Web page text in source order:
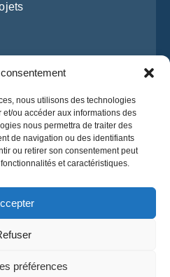
nous utilisons des technologies
ou accéder aux informations des
nous permettra de traiter des
de navigation ou des identifiants
ou retirer son consentement peut
et caractéristiques.
préférences
Tous droits réservés.
de confidentialité
un devis
un devis